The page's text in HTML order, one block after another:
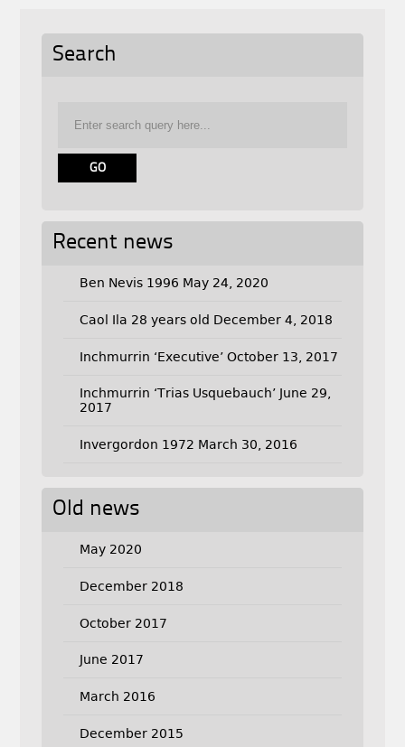
Search
Recent news
Ben Nevis 1996 May 24, 2020
Caol Ila 28 years old December 4, 2018
Inchmurrin ‘Executive’ October 13, 2017
Inchmurrin ‘Trias Usquebauch’ June 29,
2017
Invergordon 1972 March 30, 2016
Old news
May 2020
December 2018
October 2017
June 2017
March 2016
December 2015